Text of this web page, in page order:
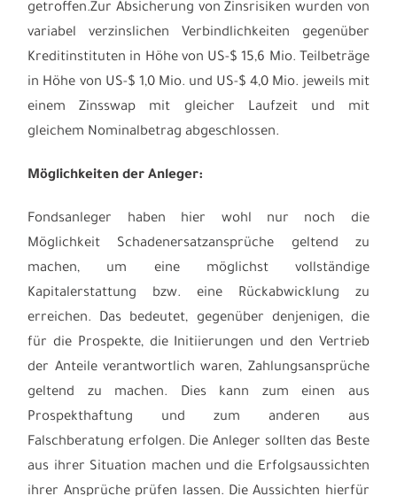
getroffen.Zur Absicherung von Zinsrisiken wurden von
variabel verzinslichen Verbindlichkeiten gegenüber
Kreditinstituten in Höhe von US-$ 15,6 Mio. Teilbeträge
in Höhe von US-$ 1,0 Mio. und US-$ 4,0 Mio. jeweils mit
einem Zinsswap mit gleicher Laufzeit und mit
gleichem Nominalbetrag abgeschlossen.
Möglichkeiten der Anleger:
Fondsanleger haben hier wohl nur noch die
Möglichkeit Schadenersatzansprüche geltend zu
machen, um eine möglichst vollständige
Kapitalerstattung bzw. eine Rückabwicklung zu
erreichen. Das bedeutet, gegenüber denjenigen, die
für die Prospekte, die Initiierungen und den Vertrieb
der Anteile verantwortlich waren, Zahlungsansprüche
geltend zu machen. Dies kann zum einen aus
Prospekthaftung und zum anderen aus
Falschberatung erfolgen. Die Anleger sollten das Beste
aus ihrer Situation machen und die Erfolgsaussichten
ihrer Ansprüche prüfen lassen. Die Aussichten hierfür